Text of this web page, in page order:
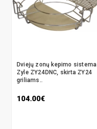
Dviejų zonų kepimo sistema
Zyle ZY24DNC, skirta ZY24
griliams..
104.00€